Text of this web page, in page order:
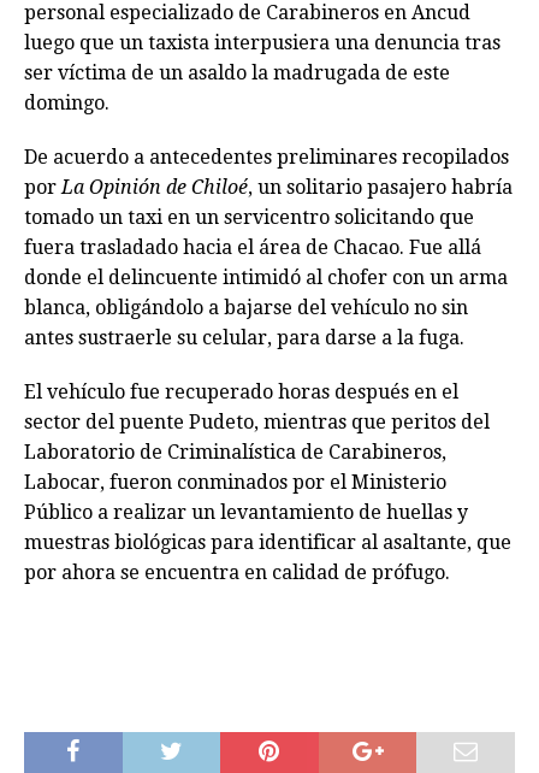
personal especializado de Carabineros en Ancud
luego que un taxista interpusiera una denuncia tras
ser víctima de un asaldo la madrugada de este
domingo.
De acuerdo a antecedentes preliminares recopilados
porLa Opinión de Chiloé, un solitario pasajero habría
tomado un taxi en un servicentro solicitando que
fuera trasladado hacia el área de Chacao. Fue allá
donde el delincuente intimidó al chofer con un arma
blanca, obligándolo a bajarse del vehículo no sin
antes sustraerle su celular, para darse a la fuga.
El vehículo fue recuperado horas después en el
sector del puente Pudeto, mientras que peritos del
Laboratorio de Criminalística de Carabineros,
Labocar, fueron conminados por el Ministerio
Público a realizar un levantamiento de huellas y
muestras biológicas para identificar al asaltante, que
por ahora se encuentra en calidad de prófugo.